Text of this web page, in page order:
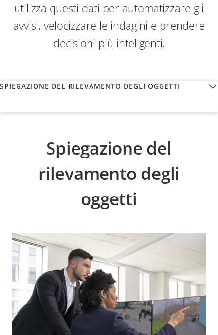
utilizza questi dati per automatizzare gli
avvisi, velocizzare le indagini e prendere
decisioni più intellgenti.
SPIEGAZIONE DEL RILEVAMENTO DEGLI OGGETTI
Spiegazione del
rilevamento degli
oggetti